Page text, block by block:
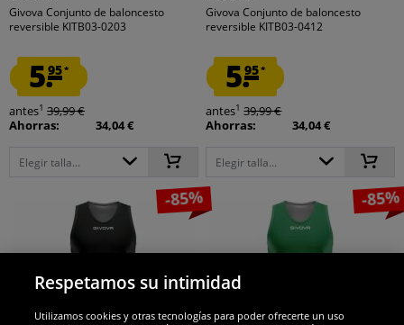
Givova Conjunto de baloncesto
reversible KITB03-0203
5.95*
antes1 39,99 €
Ahorras:
34,04 €
Elegir talla...
Givova Conjunto de baloncesto
reversible KITB03-0412
5.95*
antes1 39,99 €
Ahorras:
34,04 €
Elegir talla...
-85% -85%
Respetamos su intimidad
Utilizamos cookies y otras tecnologías para poder ofrecerte un uso